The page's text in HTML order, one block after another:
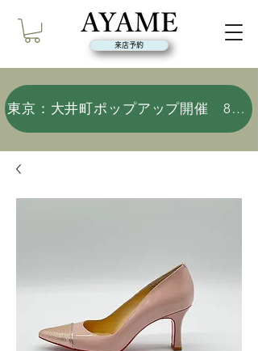
来店予約
東京：大井町ポップアップ開催 8/9(日)